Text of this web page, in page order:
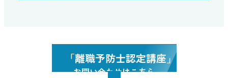
「離職予防士認定講座」
お問い合わせはこちら